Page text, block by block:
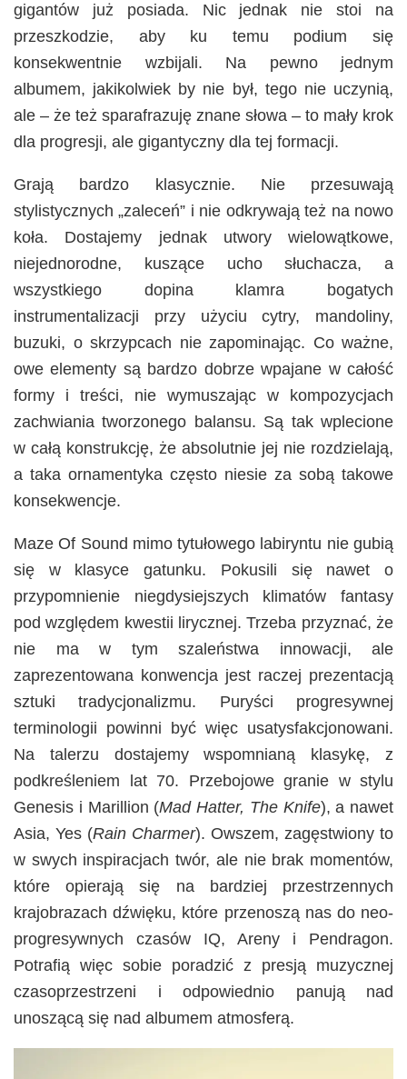
gigantów już posiada. Nic jednak nie stoi na
przeszkodzie, aby ku temu podium się
konsekwentnie wzbijali. Na pewno jednym
albumem, jakikolwiek by nie był, tego nie uczynią,
ale – że też sparafrazuję znane słowa – to mały krok
dla progresji, ale gigantyczny dla tej formacji.
Grają bardzo klasycznie. Nie przesuwają
stylistycznych „zaleceń” i nie odkrywają też na nowo
koła. Dostajemy jednak utwory wielowątkowe,
niejednorodne, kuszące ucho słuchacza, a
wszystkiego dopina klamra bogatych
instrumentalizacji przy użyciu cytry, mandoliny,
buzuki, o skrzypcach nie zapominając. Co ważne,
owe elementy są bardzo dobrze wpajane w całość
formy i treści, nie wymuszając w kompozycjach
zachwiania tworzonego balansu. Są tak wplecione
w całą konstrukcję, że absolutnie jej nie rozdzielają,
a taka ornamentyka często niesie za sobą takowe
konsekwencje.
Maze Of Sound mimo tytułowego labiryntu nie gubią
się w klasyce gatunku. Pokusili się nawet o
przypomnienie niegdysiejszych klimatów fantasy
pod względem kwestii lirycznej. Trzeba przyznać, że
nie ma w tym szaleństwa innowacji, ale
zaprezentowana konwencja jest raczej prezentacją
sztuki tradycjonalizmu. Puryści progresywnej
terminologii powinni być więc usatysfakcjonowani.
Na talerzu dostajemy wspomnianą klasykę, z
podkreśleniem lat 70. Przebojowe granie w stylu
Genesis i Marillion (Mad Hatter, The Knife), a nawet
Asia, Yes (Rain Charmer). Owszem, zagęstwiony to
w swych inspiracjach twór, ale nie brak momentów,
które opierają się na bardziej przestrzennych
krajobrazach dźwięku, które przenoszą nas do neo-
progresywnych czasów IQ, Areny i Pendragon.
Potrafią więc sobie poradzić z presją muzycznej
czasoprzestrzeni i odpowiednio panują nad
unoszącą się nad albumem atmosferą.